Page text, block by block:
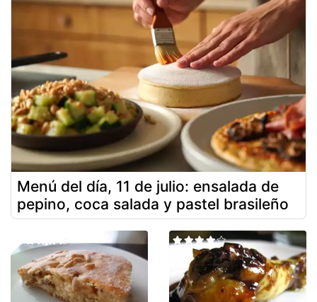
Menú del día, 11 de julio: ensalada de
pepino, coca salada y pastel brasileño